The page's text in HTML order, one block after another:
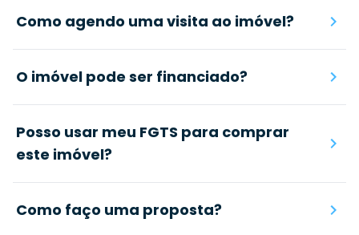
Como agendo uma visita ao imóvel?
O imóvel pode ser financiado?
Posso usar meu FGTS para comprar
este imóvel?
Como faço uma proposta?